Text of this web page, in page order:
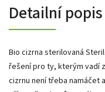
Detailní
Bio cizrna sterilovaná
řešení pro ty, kterým vadí
cizrnu není třeba namáčet